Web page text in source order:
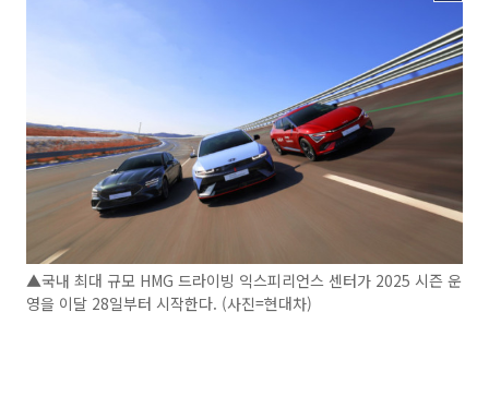
▲국내 최대 규모 HMG 드라이빙 익스피리언스 센터가 2025 시즌 운
영을 이달 28일부터 시작한다. (사진=현대차)